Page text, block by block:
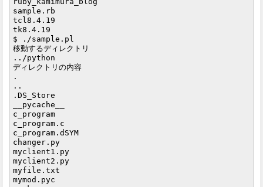
sample.rb
tcl8.4.19
tk8.4.19
$ ./sample.pl
移動するディレクトリ
../python
ディレクトリの内容
.
..
.DS_Store
__pycache__
c_program
c_program.c
c_program.dSYM
changer.py
myclient1.py
myclient2.py
myfile.txt
mymod.pyc